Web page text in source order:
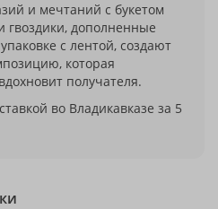
и мечтаний с букетом
гвоздики, дополненные
с лентой, создают
которая
получателя.
во Владикавказе за 5